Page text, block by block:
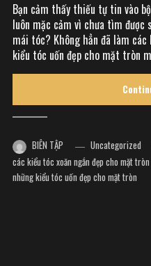
Bạn cảm thấy thiếu tự tin vào
luôn mặc cảm vì chưa tìm được
mái tóc? Không hẳn đã làm
kiểu tóc uốn đẹp cho mặt tròn
BIÊN TẬP Uncategorized
các kiểu tóc xoăn ngắn đẹp cho mặt tròn
những kiểu tóc uốn đẹp cho mặt tròn